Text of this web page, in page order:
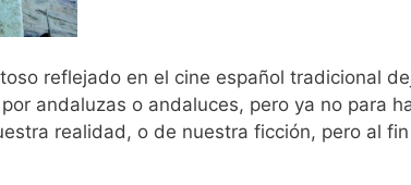
reflejado en el cine español tradicional
andaluzas o andaluces, pero ya no para
realidad, o de nuestra ficción, pero al